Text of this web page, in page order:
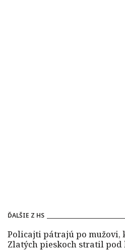
ĎALŠIE Z HS
Policajti pátrajú po mužovi,
Zlatých pieskoch stratil